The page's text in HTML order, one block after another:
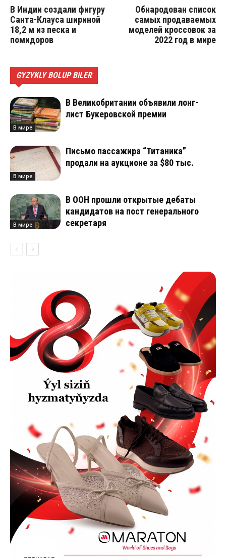
В Индии создали фигуру
Санта-Клауса шириной
18,2 м из песка и
помидоров
Обнародован список
самых продаваемых
моделей кроссовок за
2022 год в мире
GYZYKLY BOLUP BILER
В мире
В Великобритании объявили лонг-
лист Букеровской премии
В мире
Письмо пассажира “Титаника”
продали на аукционе за $80 тыс.
В мире
В ООН прошли открытые дебаты
кандидатов на пост генерального
секретаря